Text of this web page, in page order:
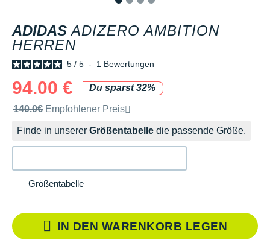
ADIDAS ADIZERO AMBITION
HERREN
5 / 5 - 1 Bewertungen
94.00 €
Du sparst 32%
Unverbindliche Preisempfehlung der Marke
140.0€ Empfohlener Preis
Finde in unserer Größentabelle die passende Größe.
Größentabelle
IN DEN WARENKORB LEGEN